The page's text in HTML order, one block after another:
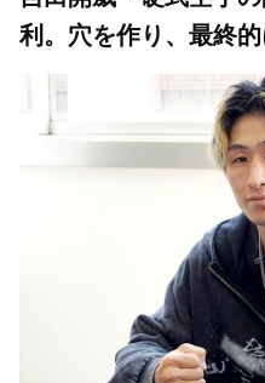
利。穴を作り、最終